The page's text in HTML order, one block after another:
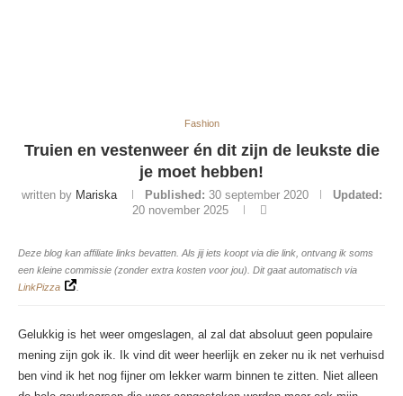
Fashion
Truien en vestenweer én dit zijn de leukste die
je moet hebben!
written by Mariska Published: 30 september 2020
Updated:
20 november 2025
Deze blog kan affiliate links bevatten. Als jij iets koopt via die link, ontvang ik soms
een kleine commissie (zonder extra kosten voor jou). Dit gaat automatisch via
LinkPizza
Gelukkig is het weer omgeslagen, al zal dat absoluut geen populaire
mening zijn gok ik. Ik vind dit weer heerlijk en zeker nu ik net verhuisd
ben vind ik het nog fijner om lekker warm binnen te zitten. Niet alleen